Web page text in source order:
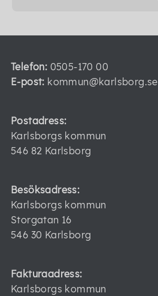
Telefon: 0505-170 00
E-post: kommun@karlsborg.se
Postadress:
Karlsborgs kommun
546 82 Karlsborg
Besöksadress:
Karlsborgs kommun
Storgatan 16
546 30 Karlsborg
Fakturaadress:
Karlsborgs kommun